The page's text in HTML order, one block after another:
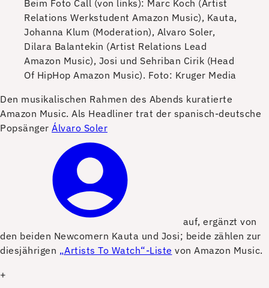
Beim Foto Call (von links): Marc Koch (Artist
Relations Werkstudent Amazon Music), Kauta,
Johanna Klum (Moderation), Alvaro Soler,
Dilara Balantekin (Artist Relations Lead
Amazon Music), Josi und Sehriban Cirik (Head
Of HipHop Amazon Music). Foto: Kruger Media
Den musikalischen Rahmen des Abends kuratierte
Amazon Music. Als Headliner trat der spanisch-deutsche
Popsänger Álvaro Soler
auf, ergänzt von
den beiden Newcomern Kauta und Josi; beide zählen zur
diesjährigen „Artists To Watch“-Liste von Amazon Music.
+